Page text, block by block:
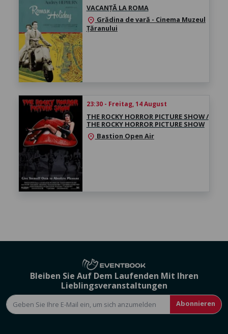
VACANȚĂ LA ROMA
location_on Grădina de vară - Cinema Muzeul
Țăranului
23:30 - Freitag, 14 August
THE ROCKY HORROR PICTURE SHOW /
THE ROCKY HORROR PICTURE SHOW
location_on Bastion Open Air
Bleiben Sie Auf Dem Laufenden Mit Ihren
Lieblingsveranstaltungen
Abonnieren